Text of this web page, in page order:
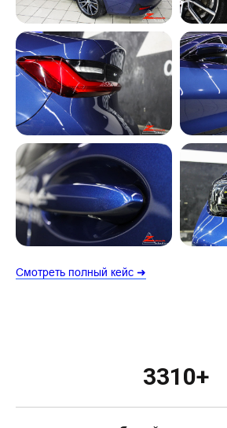
Смотреть полный кейс ➜
3310+